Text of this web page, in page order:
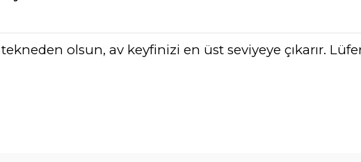
olsun, av keyfinizi en üst seviyeye çıkarır.